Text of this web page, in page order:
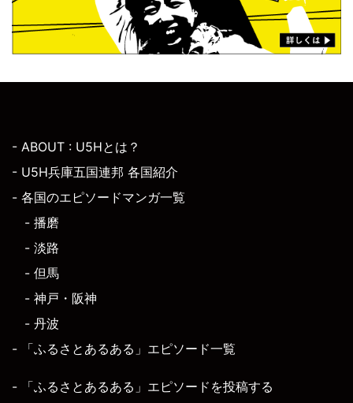
- ABOUT : U5Hとは？
- U5H兵庫五国連邦 各国紹介
- 各国のエピソードマンガ一覧
- 播磨
- 淡路
- 但馬
- 神戸・阪神
- 丹波
- 「ふるさとあるある」エピソード一覧
- 「ふるさとあるある」エピソードを投稿する